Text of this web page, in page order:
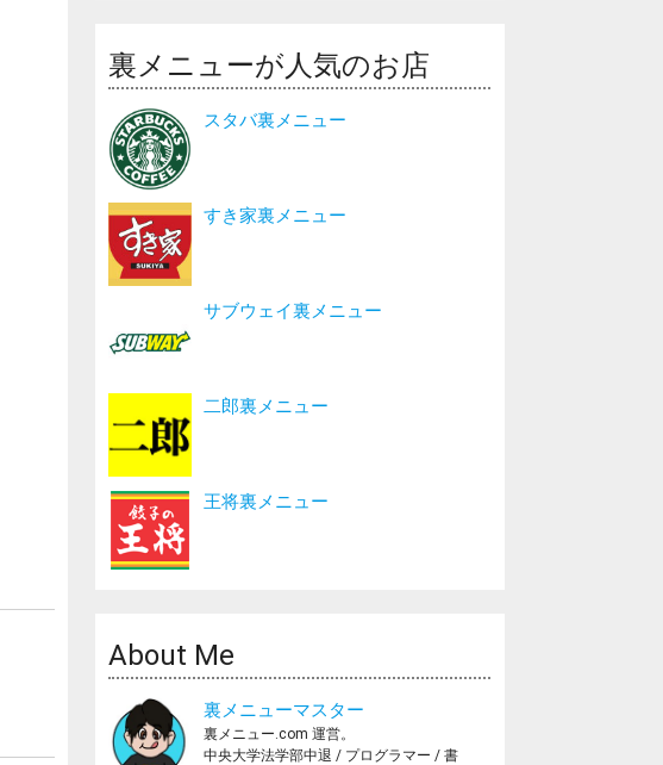
裏メニューが人気のお店
スタバ裏メニュー
すき家裏メニュー
サブウェイ裏メニュー
二郎裏メニュー
王将裏メニュー
About Me
裏メニューマスター
裏メニュー.com 運営。
中央大学法学部中退 / プログラマー / 書